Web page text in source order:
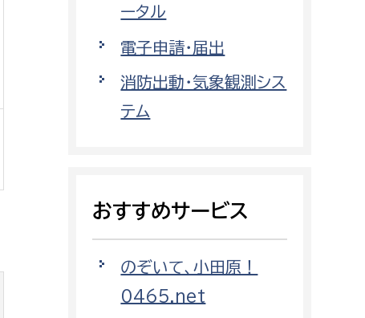
都市部
都市政策課
都市計画課
地域交通課
消防総務課
予防課
ータル
電子申請・届出
消防出動・気象観測シス
テム
おすすめサービス
のぞいて、小田原！
0465.net